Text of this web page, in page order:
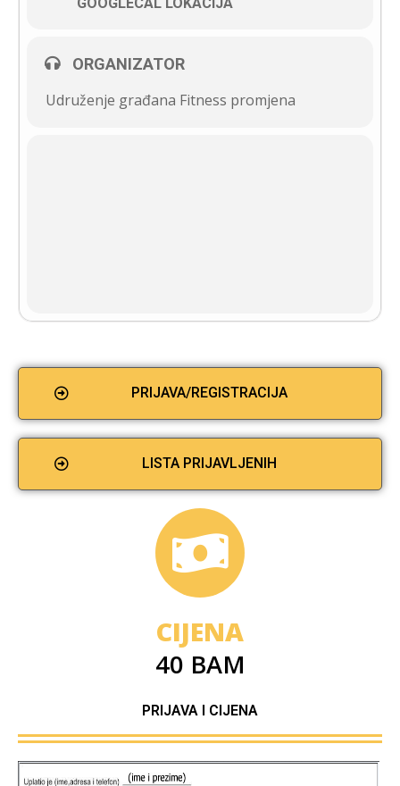
ORGANIZATOR
Udruženje građana Fitness promjena
PRIJAVA/REGISTRACIJA
LISTA PRIJAVLJENIH
CIJENA
40 BAM
PRIJAVA I CIJENA